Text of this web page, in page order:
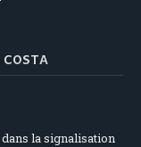
la signalisation